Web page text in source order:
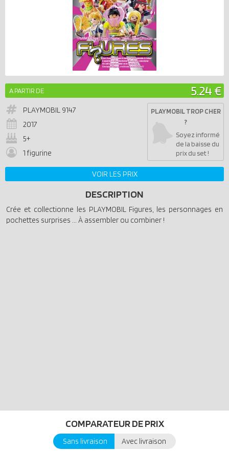
A PARTIR DE 5.24 €
PLAYMOBIL 9147
2017
5+
1 figurine
PLAYMOBIL TROP CHER
?
Soyez informé
de la baisse du
prix du set !
VOIR LES PRIX
DESCRIPTION
Crée et collectionne les PLAYMOBIL Figures, les personnages en
pochettes surprises ... À assembler ou combiner !
COMPARATEUR DE PRIX
Sans livraison Avec livraison